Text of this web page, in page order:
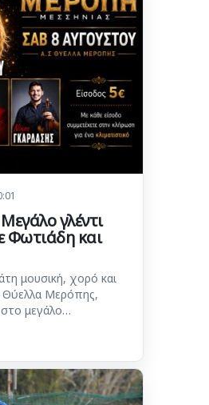
γλέντι
Φωτιάδη και
μουσική, χορό και
Θύελλα Μερόπης,
μεγάλο…